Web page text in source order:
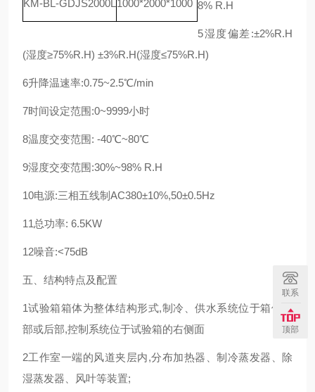
KM-BL-GDJS2000L 1000*2000*1000 8% R.H
5湿度偏差:±2%R.H
(湿度≥75%R.H) ±3%R.H(湿度≤75%R.H)
6升降温速率:0.75~2.5℃/min
7时间设定范围:0~9999小时
8温度交变范围: -40℃~80℃
9湿度交变范围:30%~98% R.H
10电源:三相五线制AC380±10%,50±0.5Hz
11总功率: 6.5KW
12噪音:<75dB
五、结构特点及配置
1试验箱箱体为整体结构形式,制冷、供水系统位于箱体下
部或后部,控制系统位于试验箱的右侧面
2工作室一端的风道夹层内,分布加热器、制冷蒸发器、除
湿蒸发器、风叶等装置;
联系
顶部